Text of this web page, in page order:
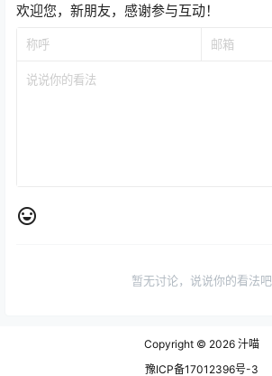
欢迎您，新朋友，感谢参与互动！
暂无讨论，说说你的看法吧
Copyright © 2026 汁喵
豫ICP备17012396号-3